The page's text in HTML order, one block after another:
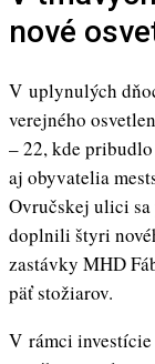
nové
V uplynulých
verejného
– 22, kde
aj obyvatelia
Ovručskej ulici
doplnili štyri
zastávky MHD
päť stožiarov.
V rámci